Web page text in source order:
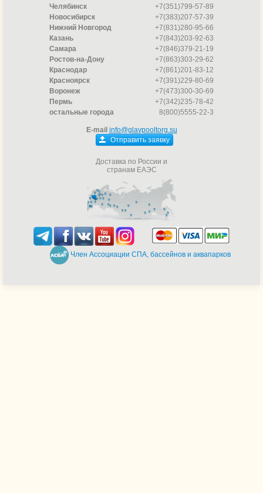
Челябинск
+7(351)799-57-89
Новосибирск
+7(383)207-57-39
Нижний Новгород
+7(831)280-95-66
Казань
+7(843)203-92-63
Самара
+7(846)379-21-19
Ростов-на-Дону
+7(863)303-29-62
Краснодар
+7(861)201-83-12
Красноярск
+7(391)229-80-69
Воронеж
+7(473)300-30-69
Пермь
+7(342)235-78-42
остальные города
8(800)5555-22-3
E-mail info@glavpooltorg.su
Отправить заявку
Доставка по России и
странам ЕАЭС
Член Ассоциации СПА, бассейнов и аквапарков